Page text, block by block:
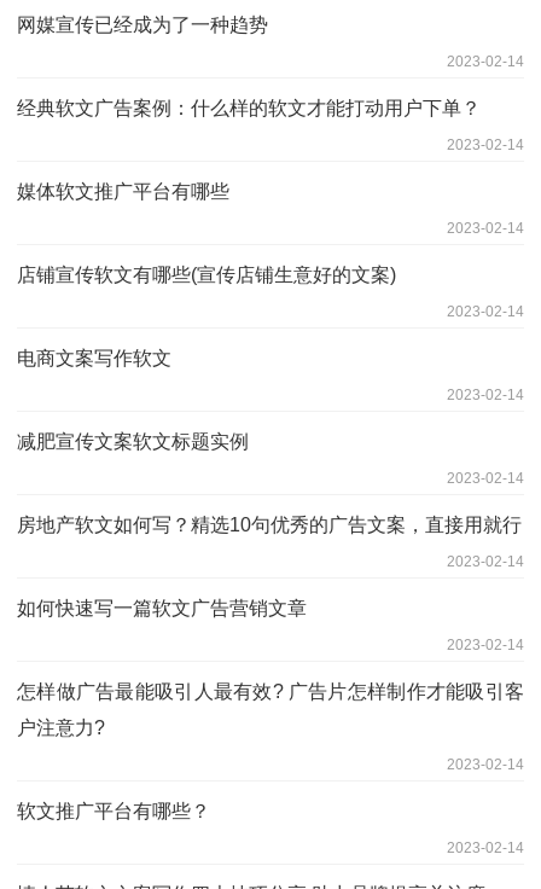
网媒宣传已经成为了一种趋势
2023-02-14
经典软文广告案例：什么样的软文才能打动用户下单？
2023-02-14
媒体软文推广平台有哪些
2023-02-14
店铺宣传软文有哪些(宣传店铺生意好的文案)
2023-02-14
电商文案写作软文
2023-02-14
减肥宣传文案软文标题实例
2023-02-14
房地产软文如何写？精选10句优秀的广告文案，直接用就行
2023-02-14
如何快速写一篇软文广告营销文章
2023-02-14
怎样做广告最能吸引人最有效? 广告片怎样制作才能吸引客
户注意力?
2023-02-14
软文推广平台有哪些？
2023-02-14